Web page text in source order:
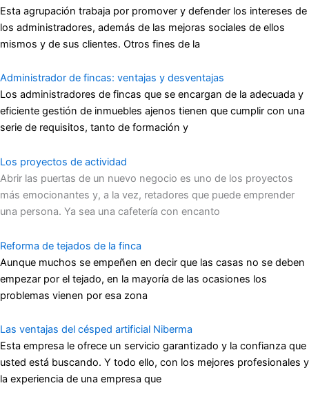
Esta agrupación trabaja por promover y defender los intereses de
los administradores, además de las mejoras sociales de ellos
mismos y de sus clientes. Otros fines de la
Administrador de fincas: ventajas y desventajas
Los administradores de fincas que se encargan de la adecuada y
eficiente gestión de inmuebles ajenos tienen que cumplir con una
serie de requisitos, tanto de formación y
Los proyectos de actividad
Abrir las puertas de un nuevo negocio es uno de los proyectos
más emocionantes y, a la vez, retadores que puede emprender
una persona. Ya sea una cafetería con encanto
Reforma de tejados de la finca
Aunque muchos se empeñen en decir que las casas no se deben
empezar por el tejado, en la mayoría de las ocasiones los
problemas vienen por esa zona
Las ventajas del césped artificial Niberma
Esta empresa le ofrece un servicio garantizado y la confianza que
usted está buscando. Y todo ello, con los mejores profesionales y
la experiencia de una empresa que